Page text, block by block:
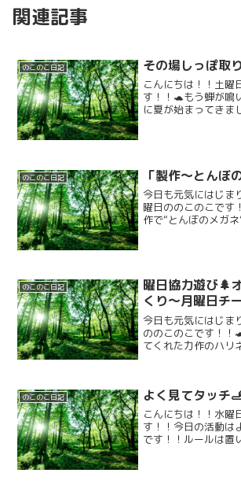
関連記事
のこのこ日記 その場しっぽ取
こんにちは！！土曜
す！！🐢もう蝉が鳴
に夏が始まってきま
のこのこ日記 「製作～とんぼ
今日も元気にはじま
曜日ののこのこです
作で“とんぼのメガ
のこのこ日記
曜日協力遊び🌲
くり～月曜日チ
今日も元気にはじま
ののこのこです！！
てくれた力作のハリ
ってもワ...
のこのこ日記 よく見てタッチ
こんにちは！！水曜
す！！今日の活動は
です！！ルールは置